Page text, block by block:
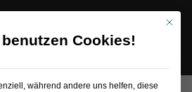
Mit
Cookies!
während andere uns helfen, diese